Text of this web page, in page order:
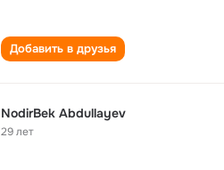
Добавить в друзья
NodirBek Abdullayev
29 лет